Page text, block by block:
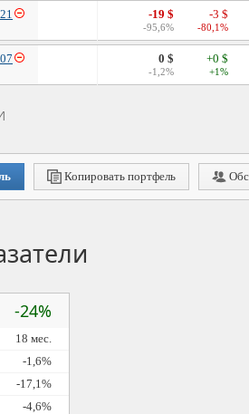
-19 $
-95,6%
-3 $
-80,1%
0 $
-1,2%
+0 $
+1%
Копировать портфель
-24%
18 мес.
-1,6%
-17,1%
-4,6%